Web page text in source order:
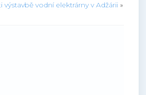
vodní elektrárny v Adžárii »